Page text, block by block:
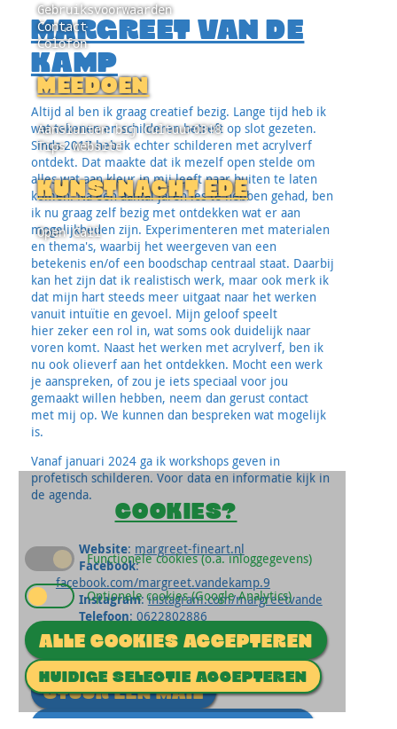
Gebruiksvoorwaarden
Contact
Colofon
MEEDOEN
Aansluiten bij Cultuur0318
Tips website
KUNSTNACHT EDE
Open Call
MARGREET VAN DE
KAMP
Altijd al ben ik graag creatief bezig. Lange tijd heb ik
wat tekenen en schilderen betreft op slot gezeten.
Sinds 2017 heb ik echter schilderen met acrylverf
ontdekt. Dat maakte dat ik mezelf open stelde om
alles wat aan kleur in mij leeft naar buiten te laten
komen. Na een aantal jaren les te hebben gehad, ben
ik nu graag zelf bezig met ontdekken wat er aan
mogelijkheden zijn. Experimenteren met materialen
en thema's, waarbij het weergeven van een
betekenis en/of een boodschap centraal staat. Daarbij
kan het zijn dat ik realistisch werk, maar ook merk ik
dat mijn hart steeds meer uitgaat naar het werken
vanuit intuïtie en gevoel. Mijn geloof speelt
hier zeker een rol in, wat soms ook duidelijk naar
voren komt. Naast het werken met acrylverf, ben ik
nu ook olieverf aan het ontdekken. Mocht een werk
je aanspreken, of zou je iets speciaal voor jou
gemaakt willen hebben, neem dan gerust contact
met mij op. We kunnen dan bespreken wat mogelijk
is.
Vanaf januari 2024 ga ik workshops geven in
profetisch schilderen. Voor data en informatie kijk in
de agenda.
Website: margreet-fineart.nl
Facebook:
facebook.com/margreet.vandekamp.9
Instagram:instagram.com/margreetvande
Telefoon: 0622802886
STUUR EEN MAIL
COOKIES?
Functionele cookies (o.a. inloggegevens)
Optionele cookies (Google Analytics)
ALLE COOKIES ACCEPTEREN
HUIDIGE SELECTIE ACCEPTEREN